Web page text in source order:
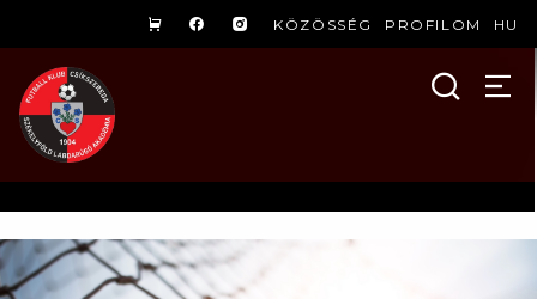
KÖZÖSSÉG PROFILOM HU